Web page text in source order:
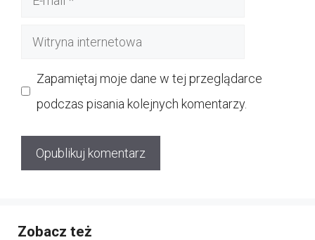
Witryna
Zapamiętaj moje dane w tej przeglądarce
podczas pisania kolejnych komentarzy.
Zobacz też